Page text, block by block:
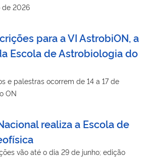
de 2026
para a VI AstrobiON, a
Escola de Astrobiologia do
e palestras ocorrem de 14 a 17 de
ON
realiza a Escola de
vão até o dia 29 de junho; edição